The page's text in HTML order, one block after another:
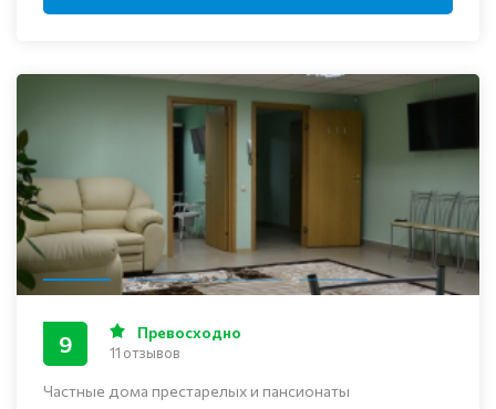
Частные дома престарелых и пансионаты
9 Превосходно
11 отзывов